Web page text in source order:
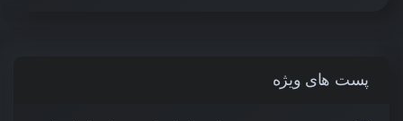
پست های ویژه